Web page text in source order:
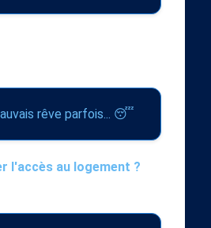
rêve parfois... 😴
l'accès au logement ?